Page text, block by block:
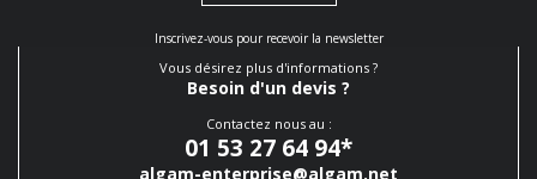
Inscrivez-vous pour recevoir la newsletter
Vous désirez plus d'informations ?
Besoin d'un devis ?
Contactez nous au :
01 53 27 64 94*
algam-enterprise@algam.net